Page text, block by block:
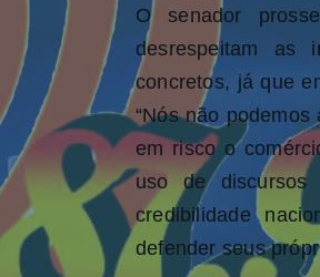
O senador
desrespeitam as
concretos, já que
“Nós não
em risco o
uso de discursos
credibilidade
defender seus